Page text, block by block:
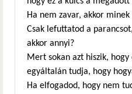
Ha nem zavar, akkor
Csak lefuttatod a
akkor annyi?
Mert sokan azt hiszik,
egyáltalán tudja, hogy
Ha elfogadod, hogy nem